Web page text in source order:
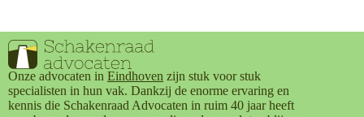
Onze advocaten in Eindhoven zijn stuk voor stuk
specialisten in hun vak. Dankzij de enorme ervaring en
kennis die Schakenraad Advocaten in ruim 40 jaar heeft